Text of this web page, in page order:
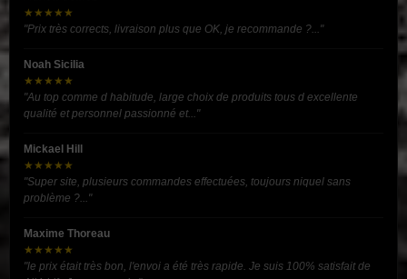
★★★★★
"Prix très corrects, livraison plus que OK, je recommande ?..."
Noah Sicilia
★★★★★
"Au top comme d habitude, large choix de produits tous d excellente
qualité et personnel passionné et..."
Mickael Hill
★★★★★
"Super site, plusieurs commandes effectuées, toujours niquel sans
problème ?..."
Maxime Thoreau
★★★★★
"le prix était très bon, l'envoi a été très rapide. Je suis 100% satisfait de